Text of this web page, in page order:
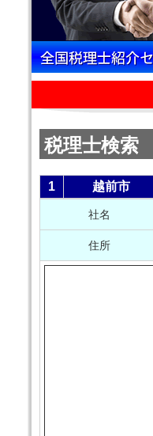
税理士検索
1 越前市
社名
住所